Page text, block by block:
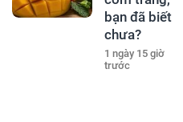
bạn đã biết
chưa?
1 ngày 15 giờ
trước